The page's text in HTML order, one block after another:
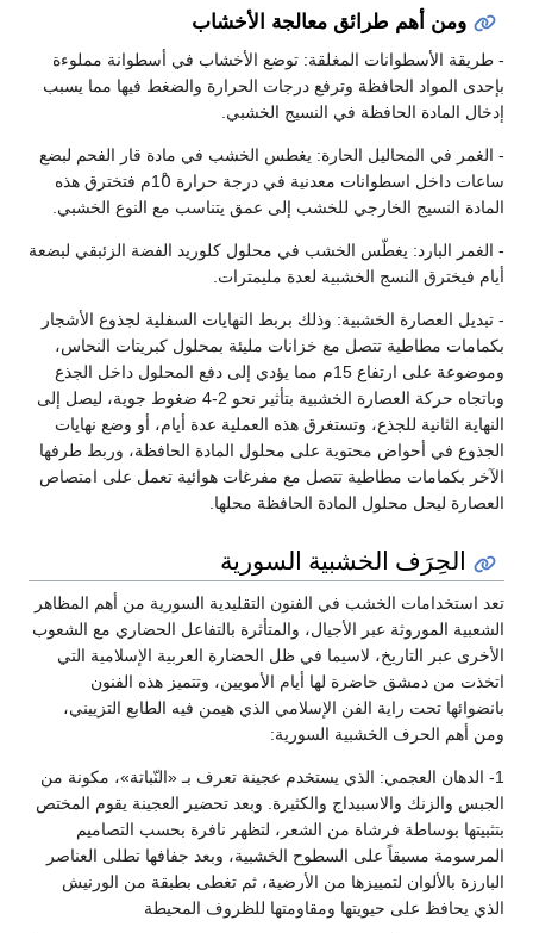
أهم طرائق معالجة الأخشاب
الأسطوانات المغلقة: توضع الأخشاب في أسطوانة مملوءة
الحافظة وترفع درجات الحرارة والضغط فيها مما يسبب
الحافظة في النسيج الخشبي.
في المحاليل الحارة: يغطس الخشب في مادة قار الفحم لبضع
ساعات داخل اسطوانات معدنية في درجة حرارة 10ْم فتخترق هذه
النسيج الخارجي للخشب إلى عمق يتناسب مع النوع الخشبي.
البارد: يغطّس الخشب في محلول كلوريد الفضة الزئبقي لبضعة
النسج الخشبية لعدة مليمترات.
الخشبية: وذلك بربط النهايات السفلية لجذوع الأشجار
مطاطية تتصل مع خزانات مليئة بمحلول كبريتات النحاس،
وموضوعة على ارتفاع 15م مما يؤدي إلى دفع المحلول داخل الجذع
وباتجاه حركة العصارة الخشبية بتأثير نحو 2-4 ضغوط جوية، ليصل إلى
الثانية للجذع، وتستغرق هذه العملية عدة أيام، أو وضع نهايات
في أحواض محتوية على محلول المادة الحافظة، وربط طرفها
مطاطية تتصل مع مفرغات هوائية تعمل على امتصاص
ليحل محلول المادة الحافظة محلها.
الخشبية السورية
الخشب في الفنون التقليدية السورية من أهم المظاهر
الموروثة عبر الأجيال، والمتأثرة بالتفاعل الحضاري مع الشعوب
التاريخ، لاسيما في ظل الحضارة العربية الإسلامية التي
دمشق حاضرة لها أيام الأمويين، وتتميز هذه الفنون
تحت راية الفن الإسلامي الذي هيمن فيه الطابع التزييني،
الحرف الخشبية السورية:
العجمي: الذي يستخدم عجينة تعرف بـ «النّباتة»، مكونة من
والاسبيداج والكثيرة. وبعد تحضير العجينة يقوم المختص
بوساطة فرشاة من الشعر، لتظهر نافرة بحسب التصاميم
مسبقاً على السطوح الخشبية، وبعد جفافها تطلى العناصر
بالألوان لتمييزها من الأرضية، ثم تغطى بطبقة من الورنيش
على حيويتها ومقاومتها للظروف المحيطة